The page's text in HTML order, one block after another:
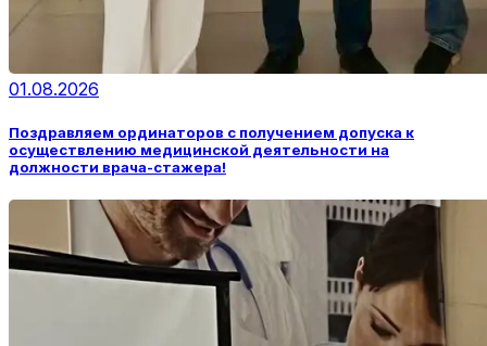
01.08.2026
Поздравляем ординаторов с получением допуска к
осуществлению медицинской деятельности на
должности врача-стажера!